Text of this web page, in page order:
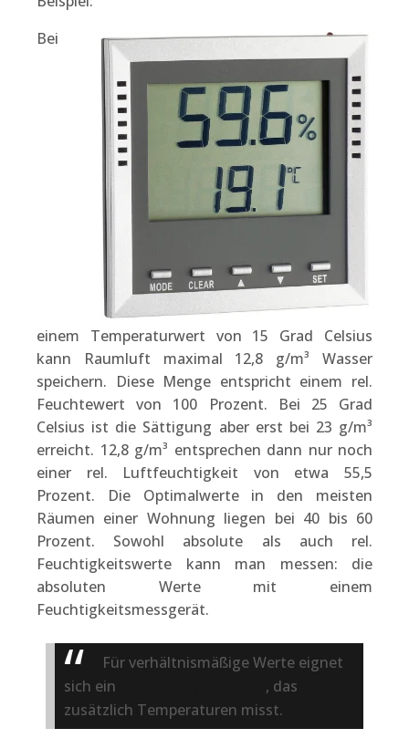
Bei
einem Temperaturwert von 15 Grad Celsius
kann Raumluft maximal 12,8 g/m³ Wasser
speichern. Diese Menge entspricht einem rel.
Feuchtewert von 100 Prozent. Bei 25 Grad
Celsius ist die Sättigung aber erst bei 23 g/m³
erreicht. 12,8 g/m³ entsprechen dann nur noch
einer rel. Luftfeuchtigkeit von etwa 55,5
Prozent. Die Optimalwerte in den meisten
Räumen einer Wohnung liegen bei 40 bis 60
Prozent. Sowohl absolute als auch rel.
Feuchtigkeitswerte kann man messen: die
absoluten Werte mit einem
Feuchtigkeitsmessgerät.
Für verhältnismäßige Werte eignet
sich ein
, das
zusätzlich Temperaturen misst.